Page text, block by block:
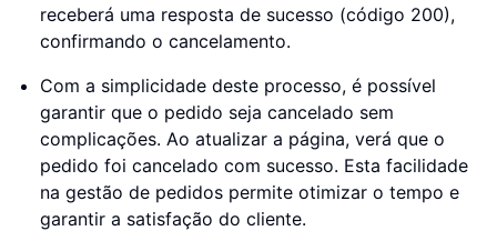
receberá uma resposta de sucesso (código 200),
confirmando o cancelamento.
Com a simplicidade deste processo, é possível
garantir que o pedido seja cancelado sem
complicações. Ao atualizar a página, verá que o
pedido foi cancelado com sucesso. Esta facilidade
na gestão de pedidos permite otimizar o tempo e
garantir a satisfação do cliente.